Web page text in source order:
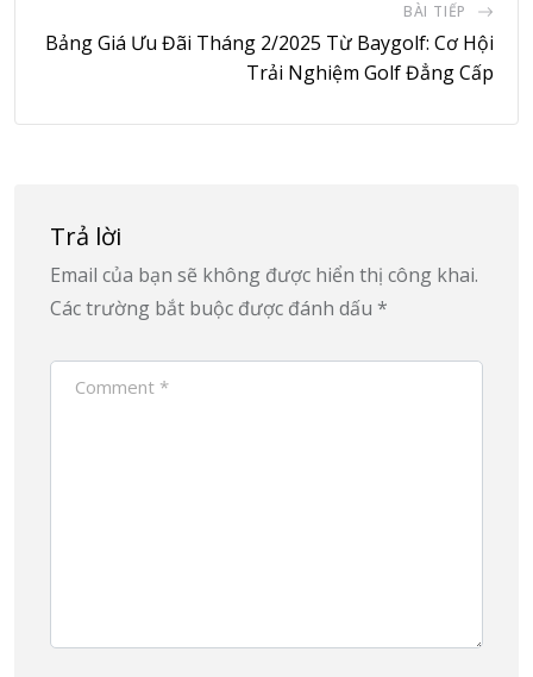
BÀI TIẾP
Bảng Giá Ưu Đãi Tháng 2/2025 Từ Baygolf: Cơ Hội
Trải Nghiệm Golf Đẳng Cấp
Trả lời
Email của bạn sẽ không được hiển thị công khai.
Các trường bắt buộc được đánh dấu *